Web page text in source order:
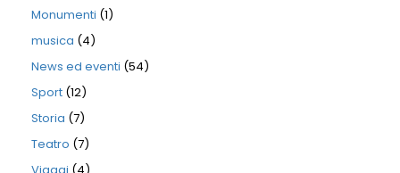
Monumenti (1)
musica (4)
News ed eventi (54)
Sport (12)
Storia (7)
Teatro (7)